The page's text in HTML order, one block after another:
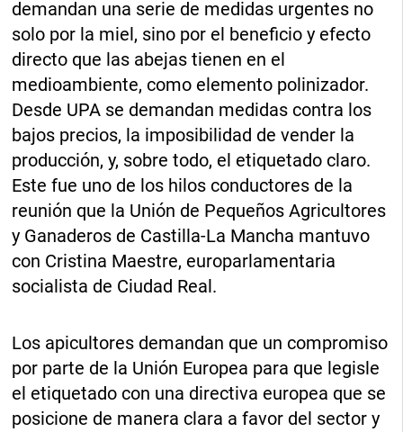
demandan una serie de medidas urgentes no
solo por la miel, sino por el beneficio y efecto
directo que las abejas tienen en el
medioambiente, como elemento polinizador.
Desde UPA se demandan medidas contra los
bajos precios, la imposibilidad de vender la
producción, y, sobre todo, el etiquetado claro.
Este fue uno de los hilos conductores de la
reunión que la Unión de Pequeños Agricultores
y Ganaderos de Castilla-La Mancha mantuvo
con Cristina Maestre, europarlamentaria
socialista de Ciudad Real.
Los apicultores demandan que un compromiso
por parte de la Unión Europea para que legisle
el etiquetado con una directiva europea que se
posicione de manera clara a favor del sector y